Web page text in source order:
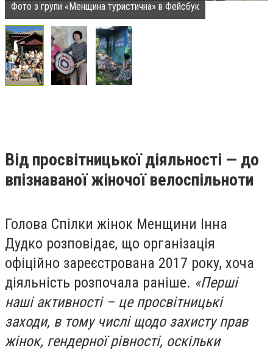
Фото з групи «Менщина туристична» в Фейсбук
Від просвітницької діяльності — до
впізнаваної жіночої велоспільноти
Голова Спілки жінок Менщини Інна
Дудко розповідає, що організація
офіційно зареєстрована 2017 року, хоча
діяльність розпочала раніше. «Перші
наші активності – це просвітницькі
заходи, в тому числі щодо захисту прав
жінок, гендерної рівності, оскільки